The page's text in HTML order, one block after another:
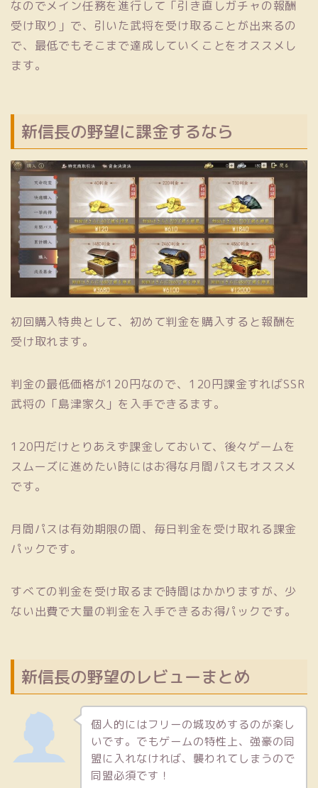
なのでメイン任務を進行して「引き直しガチャの報酬
受け取り」で、引いた武将を受け取ることが出来るの
で、最低でもそこまで達成していくことをオススメし
ます。
新信長の野望に課金するなら
初回購入特典として、初めて判金を購入すると報酬を
受け取れます。
判金の最低価格が120円なので、120円課金すればSSR
武将の「島津家久」を入手できるます。
120円だけとりあえず課金しておいて、後々ゲームを
スムーズに進めたい時にはお得な月間パスもオススメ
です。
月間パスは有効期限の間、毎日判金を受け取れる課金
パックです。
すべての判金を受け取るまで時間はかかりますが、少
ない出費で大量の判金を入手できるお得パックです。
新信長の野望のレビューまとめ
個人的にはフリーの城攻めするのが楽し
いです。でもゲームの特性上、強豪の同
盟に入れなければ、襲われてしまうので
同盟必須です！